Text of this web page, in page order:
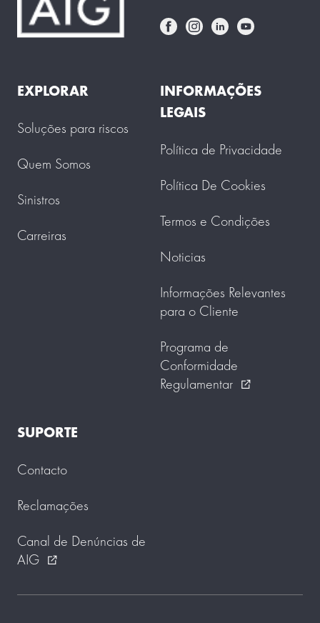
EXPLORAR
Soluções para riscos
Quem Somos
Sinistros
Carreiras
INFORMAÇÕES
LEGAIS
Política de Privacidade
Política De Cookies
Termos e Condições
Noticias
Informações Relevantes
para o Cliente
Programa de
Conformidade
Regulamentar
external_link
SUPORTE
Contacto
Reclamações
Canal de Denúncias de
AIG
external_link